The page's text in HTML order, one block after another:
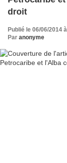
droit
Publié le 06/06/2014
Par anonyme